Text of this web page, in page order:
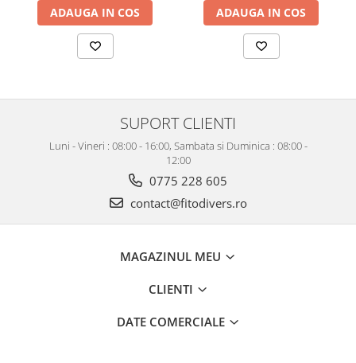
ADAUGA IN COS ADAUGA IN COS
SUPORT CLIENTI
Luni - Vineri : 08:00 - 16:00, Sambata si Duminica : 08:00 -
12:00
0775 228 605
contact@fitodivers.ro
MAGAZINUL MEU
CLIENTI
DATE COMERCIALE